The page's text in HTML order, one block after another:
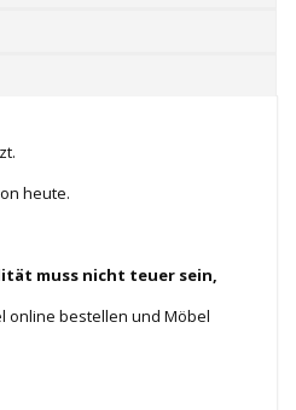
heute.
muss nicht teuer sein,
online bestellen und Möbel